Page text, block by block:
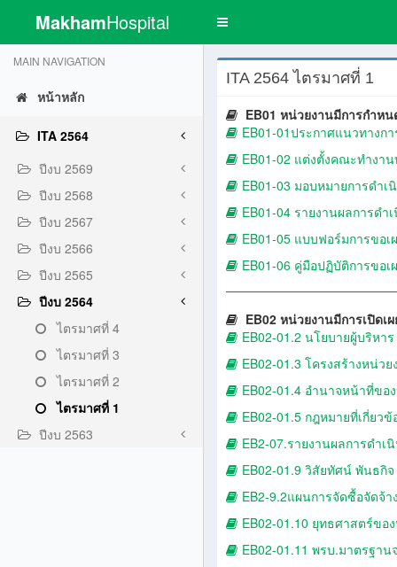
MakhamHospital
Toggle
MAIN NAVIGATION
หน้าหลัก
ITA 2564
ปีงบ 2569
ปีงบ 2568
ปีงบ 2567
ปีงบ 2566
ปีงบ 2565
ปีงบ 2564
ไตรมาศที่ 4
ไตรมาศที่ 3
ไตรมาศที่ 2
ไตรมาศที่ 1
ปีงบ 2563
ITA 2564 ไตรมาศที่ 1
EB01 หน่วยงานมีการกำห
EB01-01ประกาศแนวทางกา
EB01-02 แต่งตั้งคณะทำงา
EB01-03 มอบหมายการดำ
EB01-04 รายงานผลการด
EB01-05 แบบฟอร์มการขอ
EB01-06 คู่มือปฏิบัติการขอ
EB02 หน่วยงานมีการเปิด
EB02-01.2 นโยบายผู้บริหาร
EB02-01.3 โครงสร้างหน่วย
EB02-01.4 อำนาจหน้าที่ข
EB02-01.5 กฎหมายที่เกี่ยว
EB2-07.รายงานผลการดำเ
EB02-01.9 วิสัยทัศน์ พันธกิ
EB2-9.2แผนการจัดซื้อจัดจ้
EB02-01.10 ยุทธศาสตร์ขอ
EB02-01.11 พรบ.มาตรฐาน